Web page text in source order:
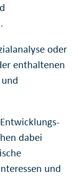
oder
enthaltenen
dabei
und